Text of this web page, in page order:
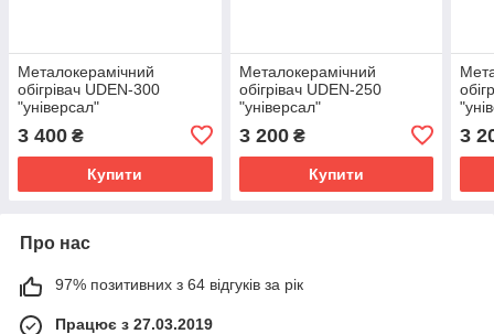
Металокерамічний
обігрівач UDEN-300
"універсал"
3 400 ₴
Купити
Металокерамічний
обігрівач UDEN-250
"універсал"
3 200₴
Купити
3
Про нас
97% позитивних з 64 відгуків за рік
Працює з 27.03.2019